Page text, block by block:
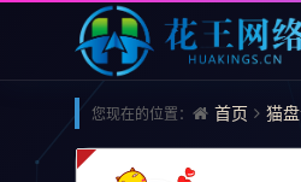
您现在的位置： 首页 猫